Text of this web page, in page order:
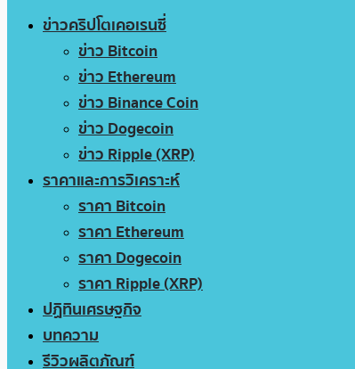
ข่าวคริปโตเคอเรนซี่
ข่าว Bitcoin
ข่าว Ethereum
ข่าว Binance Coin
ข่าว Dogecoin
ข่าว Ripple (XRP)
ราคาและการวิเคราะห์
ราคา Bitcoin
ราคา Ethereum
ราคา Dogecoin
ราคา Ripple (XRP)
ปฏิทินเศรษฐกิจ
บทความ
รีวิวผลิตภัณฑ์